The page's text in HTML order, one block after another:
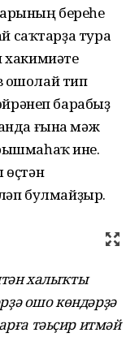
береһе
саҡтарҙа тура
ошолай тип
барабыҙ
ғына мәж
ине.
булмайҙыр.
халыҡты
ошо көндәрҙә
тәьҫир итмәй